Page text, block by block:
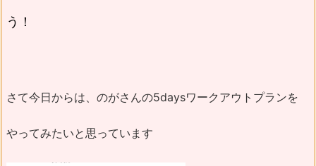
う！
さて今日からは、のがさんの5daysワークアウトプランを
やってみたいと思っています